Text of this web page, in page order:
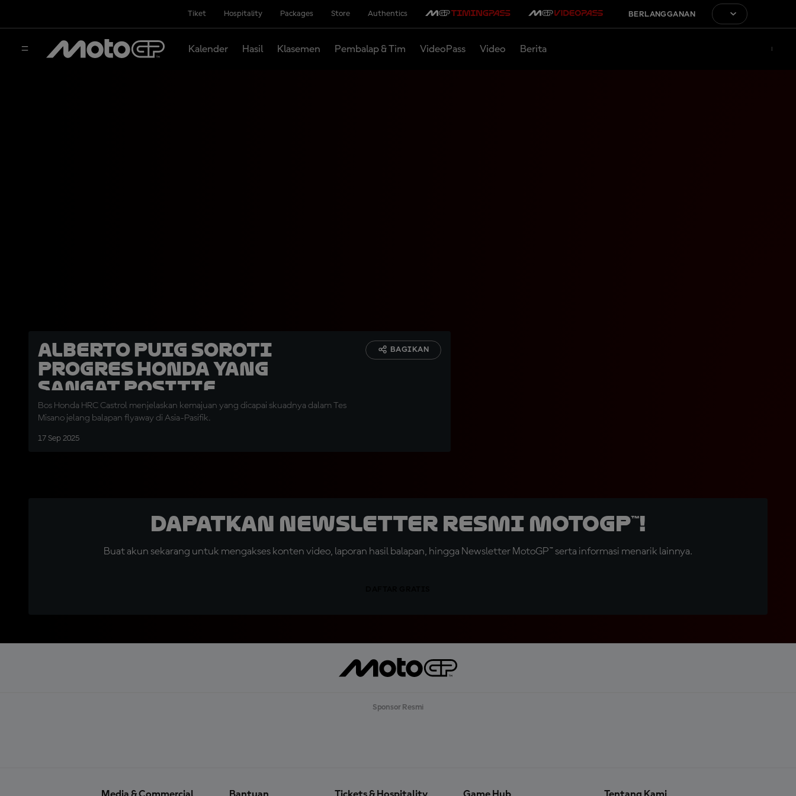
Tiket Hospitality Packages Store Authentics BERLANGGANAN
Kalender Hasil Klasemen Pembalap & Tim VideoPass Video Berita
Alberto Puig Soroti
Progres Honda yang
Sangat Positif
Bos Honda HRC Castrol menjelaskan kemajuan yang dicapai skuadnya dalam Tes
Misano jelang balapan flyaway di Asia-Pasifik.
17 Sep 2025
BAGIKAN
Dapatkan Newsletter Resmi MotoGP™!
Buat akun sekarang untuk mengakses konten video, laporan hasil balapan, hingga Newsletter MotoGP™ serta informasi menarik lainnya.
Sponsor Resmi